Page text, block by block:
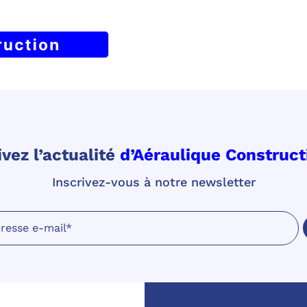
l’actualité d’Aéraulique
Inscrivez-vous à notre newsletter